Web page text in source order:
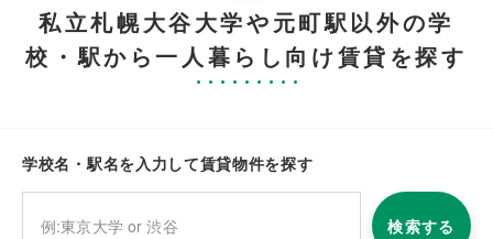
私立札幌大谷大学や元町駅以外の学
校・駅から一人暮らし向け賃貸を探す
学校名・駅名を入力して賃貸物件を探す
検索する